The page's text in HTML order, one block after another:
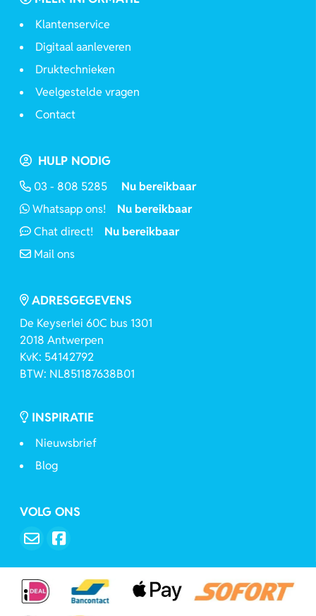
Klantenservice
Digitaal aanleveren
Druktechnieken
Veelgestelde vragen
Contact
HULP NODIG
03 - 808 5285
Nu bereikbaar
Whatsapp ons!
Nu bereikbaar
Chat direct!
Nu bereikbaar
Mail ons
ADRESGEGEVENS
De Keyserlei 60C bus 1301
2018 Antwerpen
KvK: 54142792
BTW: NL851187638B01
INSPIRATIE
Nieuwsbrief
Blog
VOLG ONS